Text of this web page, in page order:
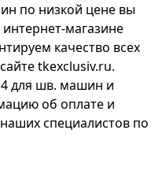
по низкой цене вы
магазине
качество всех
tkexclusiv.ru.
для шв. машин и
об оплате и
специалистов по